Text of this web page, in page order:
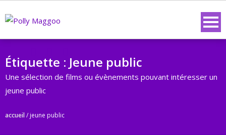
Étiquette : Jeune public
Une sélection de films ou évènements pouvant intéresser un
jeune public
accueil/jeune public